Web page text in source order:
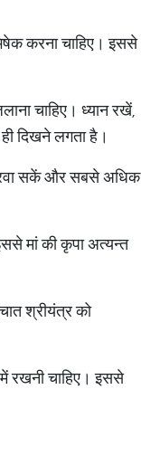
करना चाहिए। इससे
चाहिए। ध्यान रखें,
दिखने लगता है।
करवा सकें और सबसे अधिक
मां की कृपा अत्यन्त
श्रीयंत्र को
रखनी चाहिए। इससे